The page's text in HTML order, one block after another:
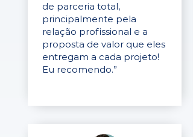
de parceria total,
principalmente pela
relação profissional e a
proposta de valor que eles
entregam a cada projeto!
Eu recomendo.”